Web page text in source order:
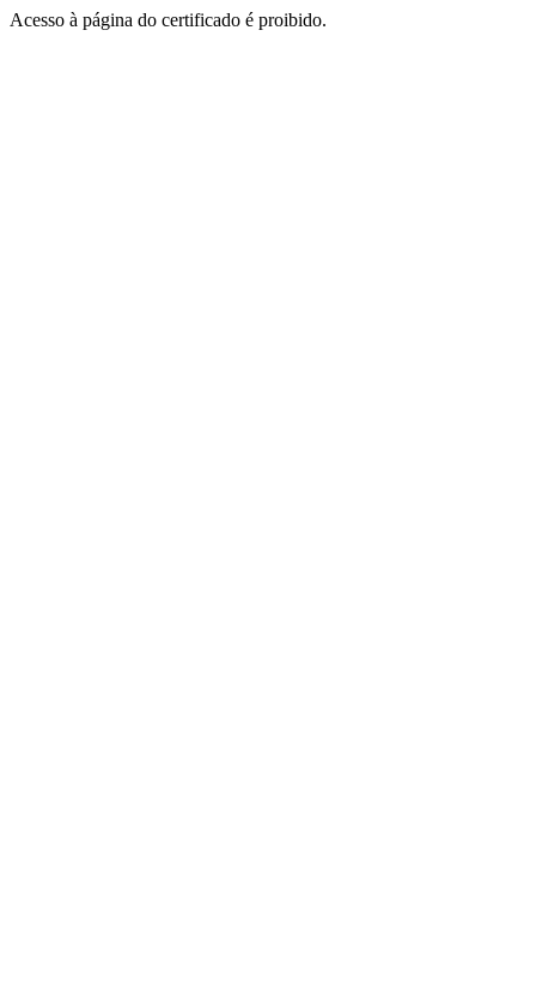
Acesso à página do certificado é proibido.